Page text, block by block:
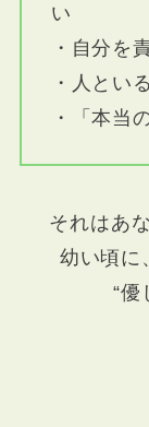
い
・自分を
・人とい
・「本当
それはあ
幼い頃に
“優